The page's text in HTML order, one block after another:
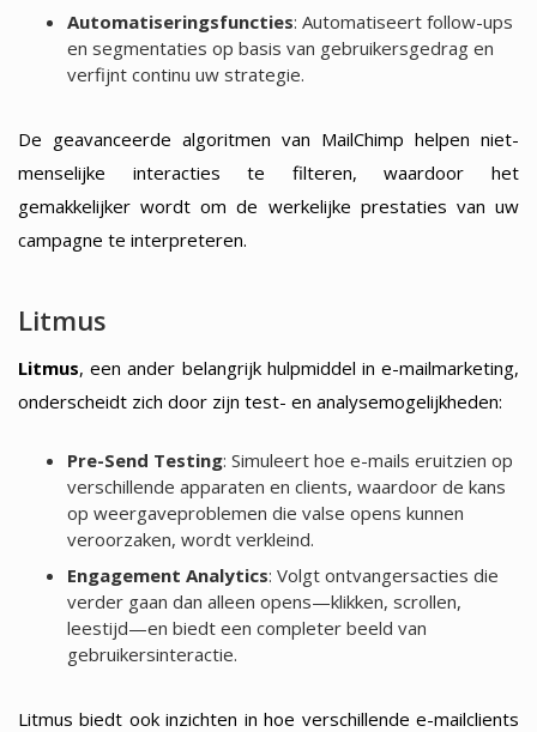
Automatiseringsfuncties: Automatiseert follow-ups
en segmentaties op basis van gebruikersgedrag en
verfijnt continu uw strategie.
De geavanceerde algoritmen van MailChimp helpen niet-
menselijke interacties te filteren, waardoor het
gemakkelijker wordt om de werkelijke prestaties van uw
campagne te interpreteren.
Litmus
Litmus, een ander belangrijk hulpmiddel in e-mailmarketing,
onderscheidt zich door zijn test- en analysemogelijkheden:
Pre-Send Testing: Simuleert hoe e-mails eruitzien op
verschillende apparaten en clients, waardoor de kans
op weergaveproblemen die valse opens kunnen
veroorzaken, wordt verkleind.
Engagement Analytics: Volgt ontvangersacties die
verder gaan dan alleen opens—klikken, scrollen,
leestijd—en biedt een completer beeld van
gebruikersinteractie.
Litmus biedt ook inzichten in hoe verschillende e-mailclients